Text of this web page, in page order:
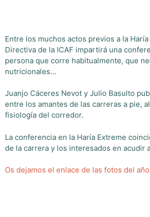
Entre los muchos actos previos a la
Directiva de la ICAF impartirá una
persona que corre habitualmente, que
nutricionales…
Juanjo Cáceres Nevot y Julio Basulto
entre los amantes de las carreras a pie,
fisiología del corredor.
La conferencia en la Haría Extreme
de la carrera y los interesados en acudir
Os dejamos el enlace de las fotos del